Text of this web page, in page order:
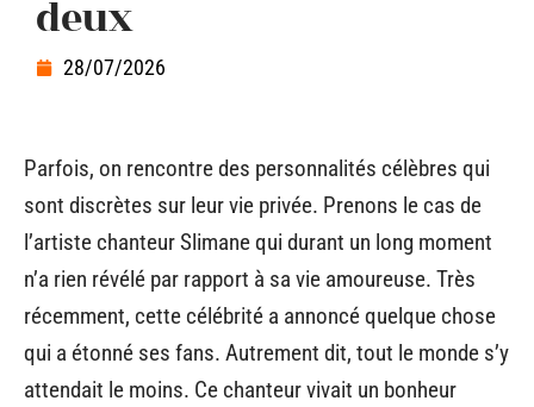
deux
28/07/2026
Parfois, on rencontre des personnalités célèbres qui
sont discrètes sur leur vie privée. Prenons le cas de
l’artiste chanteur Slimane qui durant un long moment
n’a rien révélé par rapport à sa vie amoureuse. Très
récemment, cette célébrité a annoncé quelque chose
qui a étonné ses fans. Autrement dit, tout le monde s’y
attendait le moins. Ce chanteur vivait un bonheur